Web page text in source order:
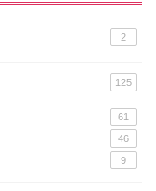
2
125
61
46
9